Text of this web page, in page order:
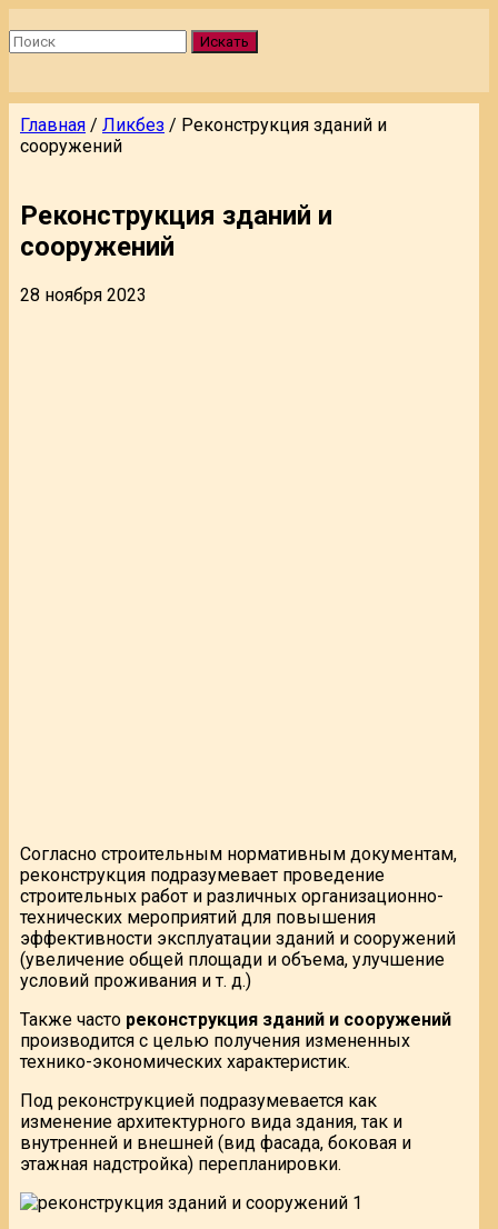
Искать
Главная / Ликбез / Реконструкция зданий и
сооружений
Реконструкция зданий и
сооружений
28 ноября 2023
Согласно строительным нормативным документам,
реконструкция подразумевает проведение
строительных работ и различных организационно-
технических мероприятий для повышения
эффективности эксплуатации зданий и сооружений
(увеличение общей площади и объема, улучшение
условий проживания и т. д.)
Также часто реконструкция зданий и сооружений
производится с целью получения измененных
технико-экономических характеристик.
Под реконструкцией подразумевается как
изменение архитектурного вида здания, так и
внутренней и внешней (вид фасада, боковая и
этажная надстройка) перепланировки.